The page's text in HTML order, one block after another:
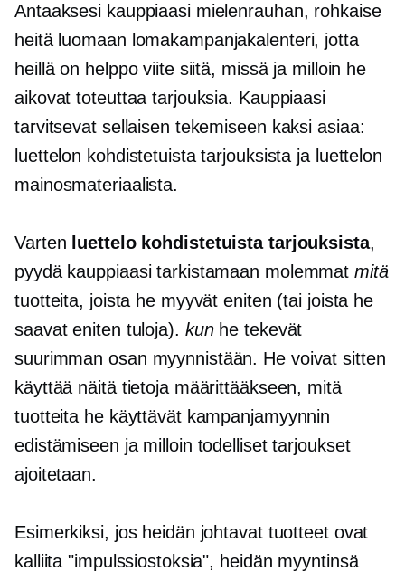
Antaaksesi kauppiaasi mielenrauhan, rohkaise
heitä luomaan lomakampanjakalenteri, jotta
heillä on helppo viite siitä, missä ja milloin he
aikovat toteuttaa tarjouksia. Kauppiaasi
tarvitsevat sellaisen tekemiseen kaksi asiaa:
luettelon kohdistetuista tarjouksista ja luettelon
mainosmateriaalista.
Varten luettelo kohdistetuista tarjouksista,
pyydä kauppiaasi tarkistamaan molemmatmitä
tuotteita, joista he myyvät eniten (tai joista he
saavat eniten tuloja). kunhe tekevät
suurimman osan myynnistään. He voivat sitten
käyttää näitä tietoja määrittääkseen, mitä
tuotteita he käyttävät kampanjamyynnin
edistämiseen ja milloin todelliset tarjoukset
ajoitetaan.
Esimerkiksi, jos heidän johtavat tuotteet ovat
kalliita "impulssiostoksia", heidän myyntinsä